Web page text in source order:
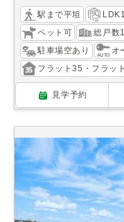
駅まで平坦
ペット可
総戸数
駐車場空あり
オ
フラット35・フラッ
見学予約